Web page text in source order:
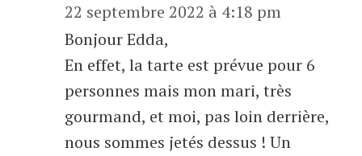
22 septembre 2022 à 4:18 pm
Bonjour Edda,
En effet, la tarte est prévue pour 6
personnes mais mon mari, très
gourmand, et moi, pas loin derrière,
nous sommes jetés dessus ! Un